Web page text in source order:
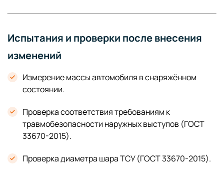
Испытания и проверки после внесения
изменений
Измерение массы автомобиля в снаряжённом
состоянии.
Проверка соответствия требованиям к
травмобезопасности наружных выступов (ГОСТ
33670-2015).
Проверка диаметра шара ТСУ (ГОСТ 33670-2015).